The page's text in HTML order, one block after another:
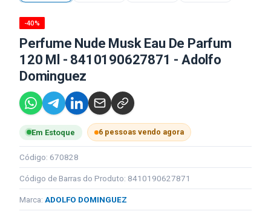
-40%
Perfume Nude Musk Eau De Parfum
120 Ml - 8410190627871 - Adolfo
Dominguez
Em Estoque 6 pessoas vendo agora
Código: 670828
Código de Barras do Produto: 8410190627871
Marca: ADOLFO DOMINGUEZ